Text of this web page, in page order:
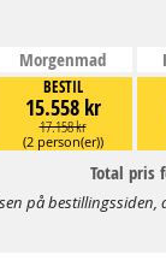
Morgenmad
BESTIL
15.558 kr
17.158 kr
(2 person(er))
Total pris
på bestillingssiden,